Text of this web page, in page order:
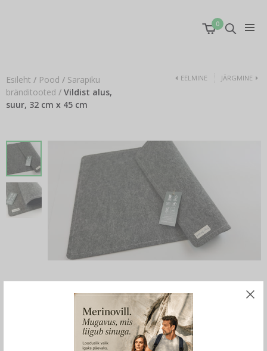
0
Esileht / Pood / Sarapiku
bränditooted / Vildist alus,
suur, 32 cm x 45 cm
EELMINE JÄRGMINE
Vildist alus, suur, 32